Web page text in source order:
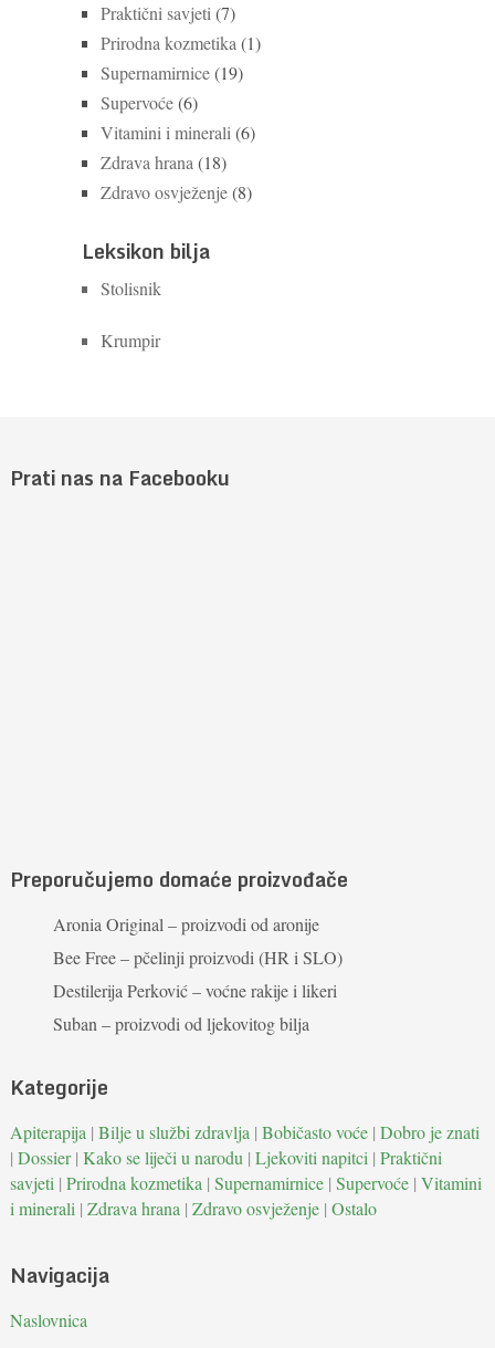
Praktični savjeti(7)
Prirodna kozmetika(1)
Supernamirnice(19)
Supervoće(6)
Vitamini i minerali(6)
Zdrava hrana(18)
Zdravo osvježenje(8)
Leksikon bilja
Stolisnik
Krumpir
Prati nas na Facebooku
Preporučujemo domaće proizvođače
Aronia Original – proizvodi od aronije
Bee Free – pčelinji proizvodi (HR i SLO)
Destilerija Perković – voćne rakije i likeri
Suban – proizvodi od ljekovitog bilja
Kategorije
Apiterapija| Bilje u službi zdravlja| Bobičasto voće| Dobro je znati
| Dossier| Kako se liječi u narodu| Ljekoviti napitci| Praktični
savjeti| Prirodna kozmetika| Supernamirnice| Supervoće| Vitamini
i minerali| Zdrava hrana| Zdravo osvježenje| Ostalo
Navigacija
Naslovnica